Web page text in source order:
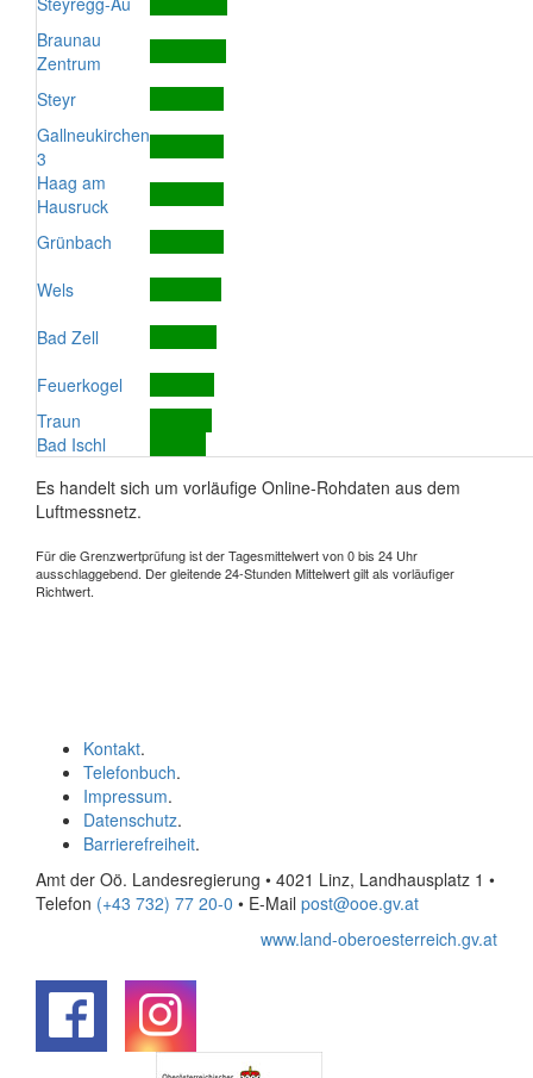
Braunau
Zentrum
Steyr
Gallneukirchen
3
Haag am
Hausruck
Grünbach
Wels
Bad Zell
Feuerkogel
Traun
Bad Ischl
Es handelt sich um vorläufige Online-Rohdaten aus dem
Luftmessnetz.
Für die Grenzwertprüfung ist der Tagesmittelwert von 0 bis 24 Uhr
ausschlaggebend. Der gleitende 24-Stunden Mittelwert gilt als vorläufiger
Richtwert.
Kontakt.
Telefonbuch.
Impressum.
Datenschutz.
Barrierefreiheit.
Amt der Oö. Landesregierung • 4021 Linz, Landhausplatz 1 •
Telefon (+43 732) 77 20-0 • E-Mail post@ooe.gv.at
www.land-oberoesterreich.gv.at